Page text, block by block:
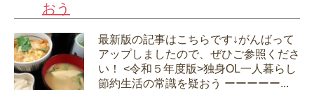
おう
最新版の記事はこちらです↓がんばって
アップしましたので、ぜひご参照くださ
い！ <令和５年度版>独身OL一人暮らし
節約生活の常識を疑おう ーーーーー...